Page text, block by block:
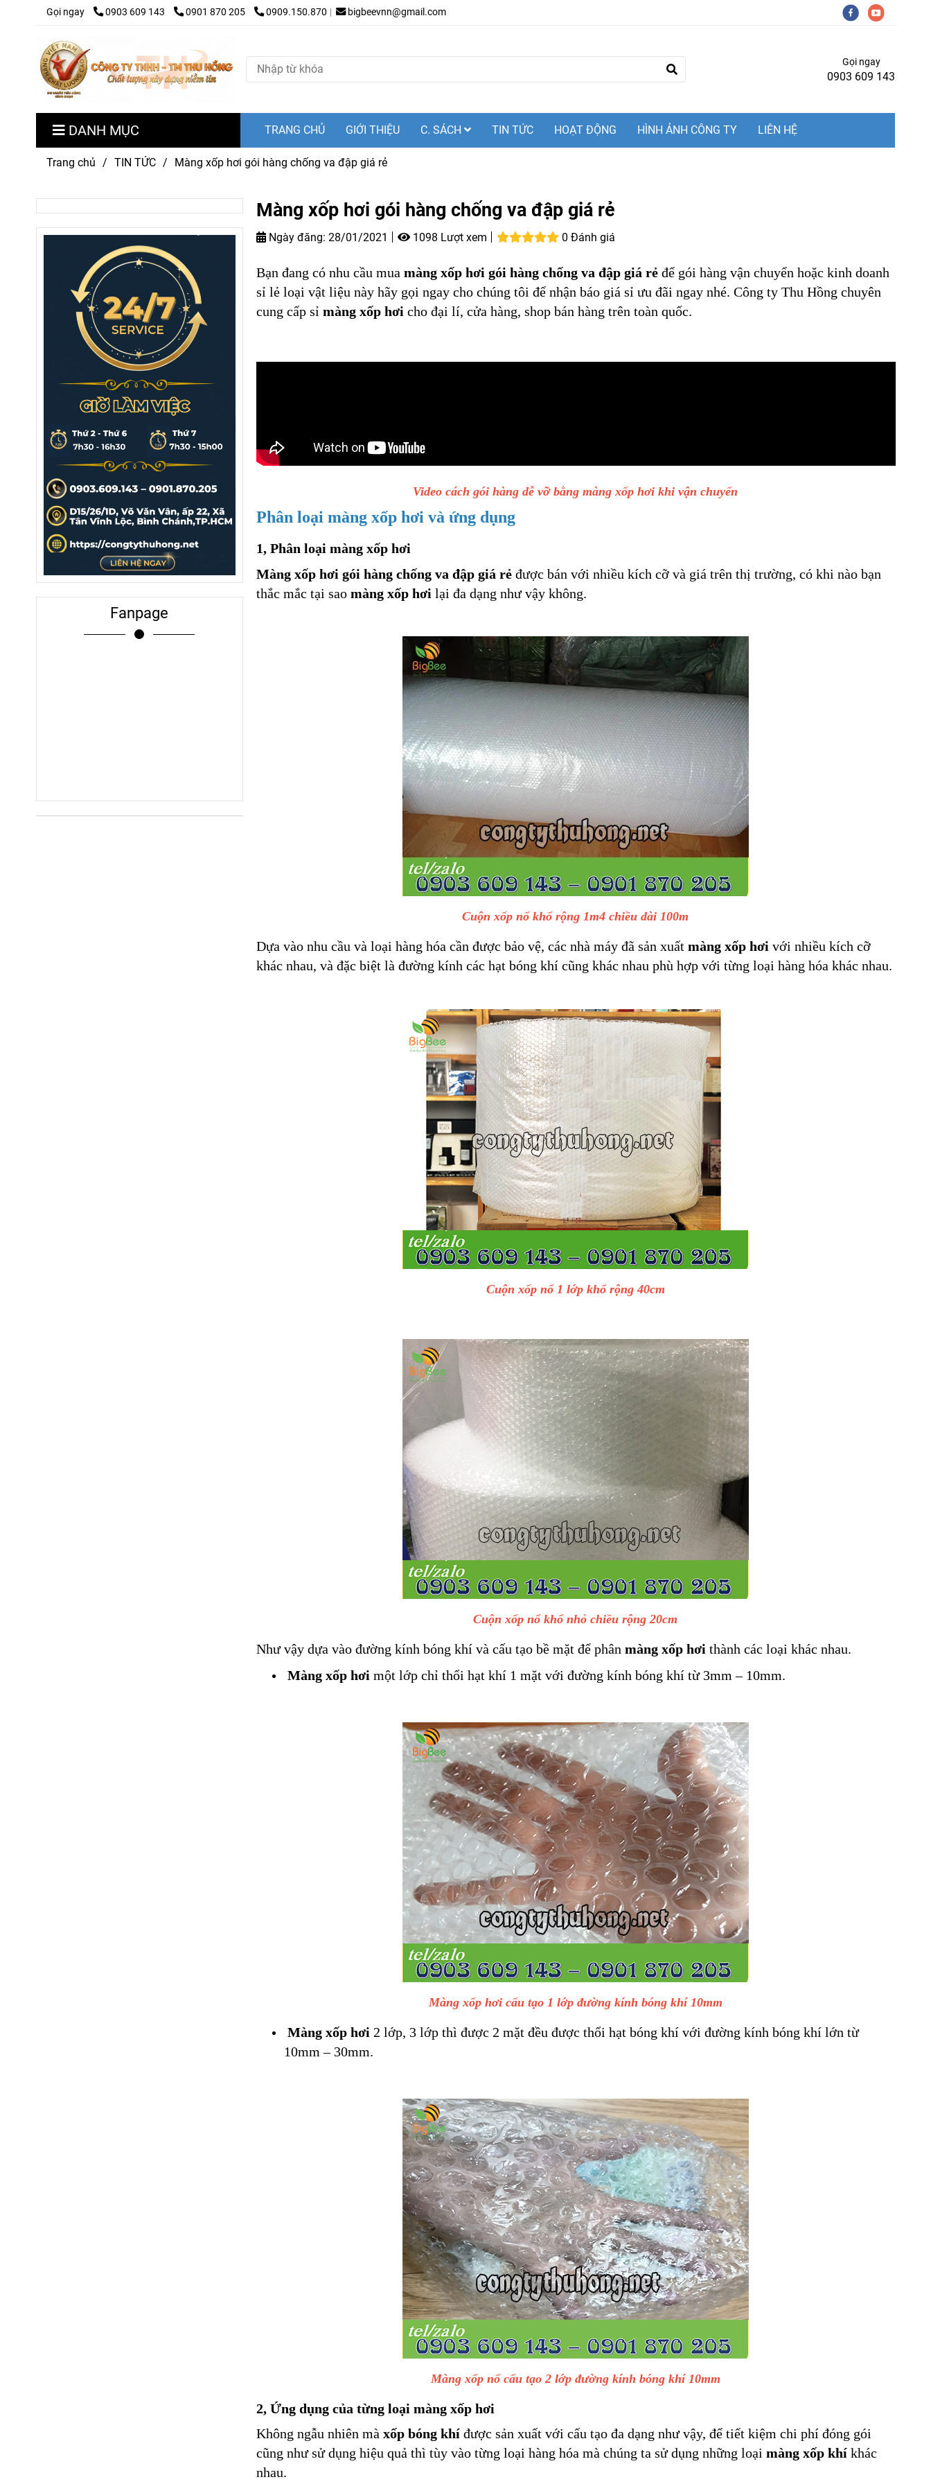
Gọi ngay 0903 609 143 0901 870 205 0909.150.870 bigbeevnn@gmail.com
Gọi ngay
0903 609 143
DANH MỤC TRANG CHỦ GIỚI THIỆU C. SÁCH TIN TỨC HOẠT ĐỘNG HÌNH ẢNH CÔNG TY LIÊN HỆ
Trang chủ / TIN TỨC / Màng xốp hơi gói hàng chống va đập giá rẻ
Màng xốp hơi gói hàng chống va đập giá rẻ
Ngày đăng: 28/01/2021 1098 Lượt xem 0 Đánh giá
Bạn đang có nhu cầu mua màng xốp hơi gói hàng chống va đập giá rẻđể gói hàng vận chuyển hoặc kinh doanh
sỉ lẻ loại vật liệu này hãy gọi ngay cho chúng tôi để nhận báo giá sỉ ưu đãi ngay nhé. Công ty Thu Hồng chuyên
cung cấp sỉ màng xốp hơi cho đại lí, cửa hàng, shop bán hàng trên toàn quốc.
Video cách gói hàng dễ vỡ bằng màng xốp hơi khi vận chuyển
Phân loại màng xốp hơi và ứng dụng
1, Phân loại màng xốp hơi
Màng xốp hơi gói hàng chống va đập giá rẻđược bán với nhiều kích cỡ và giá trên thị trường, có khi nào bạn
thắc mắc tại sao màng xốp hơi lại đa dạng như vậy không.
Cuộn xốp nổ khổ rộng 1m4 chiều dài 100m
Dựa vào nhu cầu và loại hàng hóa cần được bảo vệ, các nhà máy đã sản xuất màng xốp hơivới nhiều kích cỡ
khác nhau, và đặc biệt là đường kính các hạt bóng khí cũng khác nhau phù hợp với từng loại hàng hóa khác nhau.
Cuộn xốp nổ 1 lớp khổ rộng 40cm
Cuộn xốp nổ khổ nhỏ chiều rộng 20cm
Như vậy dựa vào đường kính bóng khí và cấu tạo bề mặt để phân màng xốp hơi thành các loại khác nhau.
Màng xốp hơimột lớp chỉ thổi hạt khí 1 mặt với đường kính bóng khí từ 3mm – 10mm.
Màng xốp hơi cấu tạo 1 lớp đường kính bóng khí 10mm
Màng xốp hơi 2 lớp, 3 lớp thì được 2 mặt đều được thổi hạt bóng khí với đường kính bóng khí lớn từ
10mm – 30mm.
Màng xốp nổ cấu tạo 2 lớp đường kính bóng khí 10mm
2, Ứng dụng của từng loại màng xốp hơi
Không ngẫu nhiên mà xốp bóng khíđược sản xuất với cấu tạo đa dạng như vậy, để tiết kiệm chi phí đóng gói
cũng như sử dụng hiệu quả thì tùy vào từng loại hàng hóa mà chúng ta sử dụng những loại màng xốp khíkhác
nhau.
Fanpage